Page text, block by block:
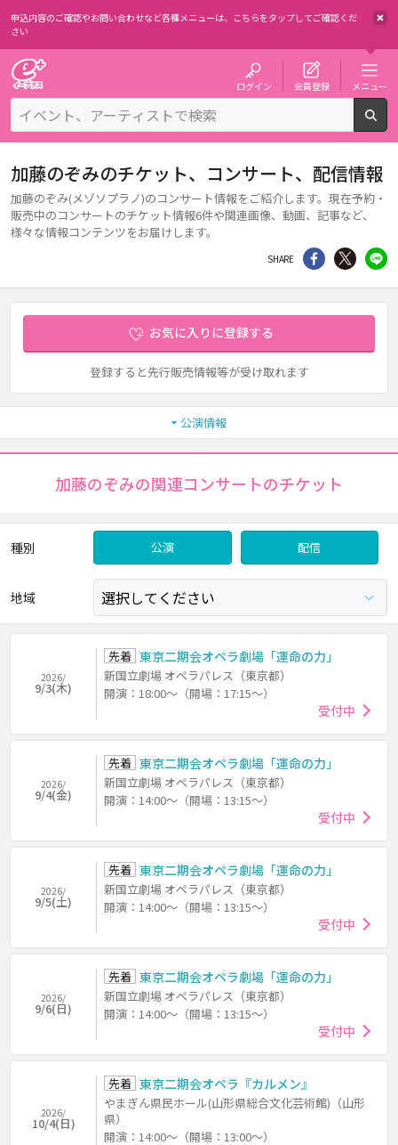
申込内容のご確認やお問い合わせなど各種メニューは、 こちらをタップしてご確認くだ
さい
ログイン 会員登録 メニュー
加藤のぞみのチケット、コンサート、配信情報
加藤のぞみ(メゾソプラノ)のコンサート情報をご紹介します。現在予約・
販売中のコンサートのチケット情報6件や関連画像、動画、記事など、
様々な情報コンテンツをお届けします。
SHARE シェア Twitter
お気に入りに登録する
登録すると先行販売情報等が受け取れます
公演情報
加藤のぞみの関連コンサートのチケット
種別 公演 配信
地域
2026/
9/3(木)
先着 東京二期会オペラ劇場「運命の力」
新国立劇場 オペラパレス（東京都）
開演：18:00～（開場：17:15～）
受付中
2026/
9/4(金)
先着 東京二期会オペラ劇場「運命の力」
新国立劇場 オペラパレス（東京都）
開演：14:00～（開場：13:15～）
受付中
2026/
9/5(土)
先着 東京二期会オペラ劇場「運命の力」
新国立劇場 オペラパレス（東京都）
開演：14:00～（開場：13:15～）
受付中
2026/
9/6(日)
先着 東京二期会オペラ劇場「運命の力」
新国立劇場 オペラパレス（東京都）
開演：14:00～（開場：13:15～）
受付中
2026/
10/4(日)
先着 東京二期会オペラ『カルメン』
やまぎん県民ホール(山形県総合文化芸術館)（山形
県）
開演：14:00～（開場：13:00～）